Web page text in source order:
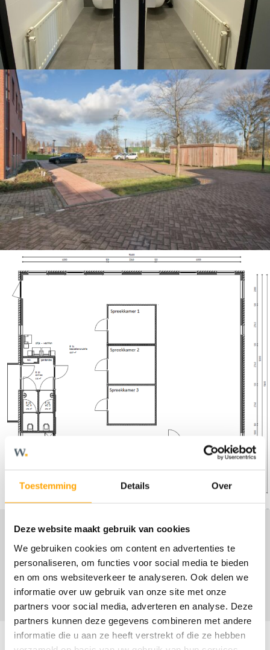
Toestemming Details Over
Deze website maakt gebruik van cookies
We gebruiken cookies om content en advertenties te
personaliseren, om functies voor social media te bieden
en om ons websiteverkeer te analyseren. Ook delen we
informatie over uw gebruik van onze site met onze
partners voor social media, adverteren en analyse. Deze
partners kunnen deze gegevens combineren met andere
informatie die u aan ze heeft verstrekt of die ze hebben
Brochure